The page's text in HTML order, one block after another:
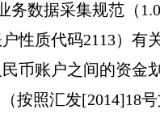
务数据采集规范（1.0
性质代码2113）有
币账户之间的资金
按照汇发[2014]18